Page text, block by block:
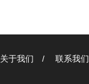
关于我们 / 联系我们